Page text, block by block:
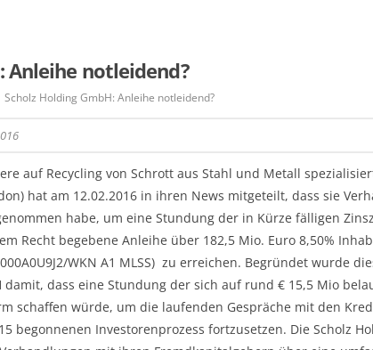
Anleihe notleidend?
Scholz Holding GmbH: Anleihe notleidend?
auf Recycling von Schrott aus Stahl und Metall
hat am 12.02.2016 in ihren News mitgeteilt, dass sie
habe, um eine Stundung der in Kürze fälligen
Recht begebene Anleihe über 182,5 Mio. Euro 8,50%
WKN A1 MLSS) zu erreichen. Begründet wurde
damit, dass eine Stundung der sich auf rund € 15,5 Mio
schaffen würde, um die laufenden Gespräche mit den
begonnenen Investorenprozess fortzusetzen. Die Scholz